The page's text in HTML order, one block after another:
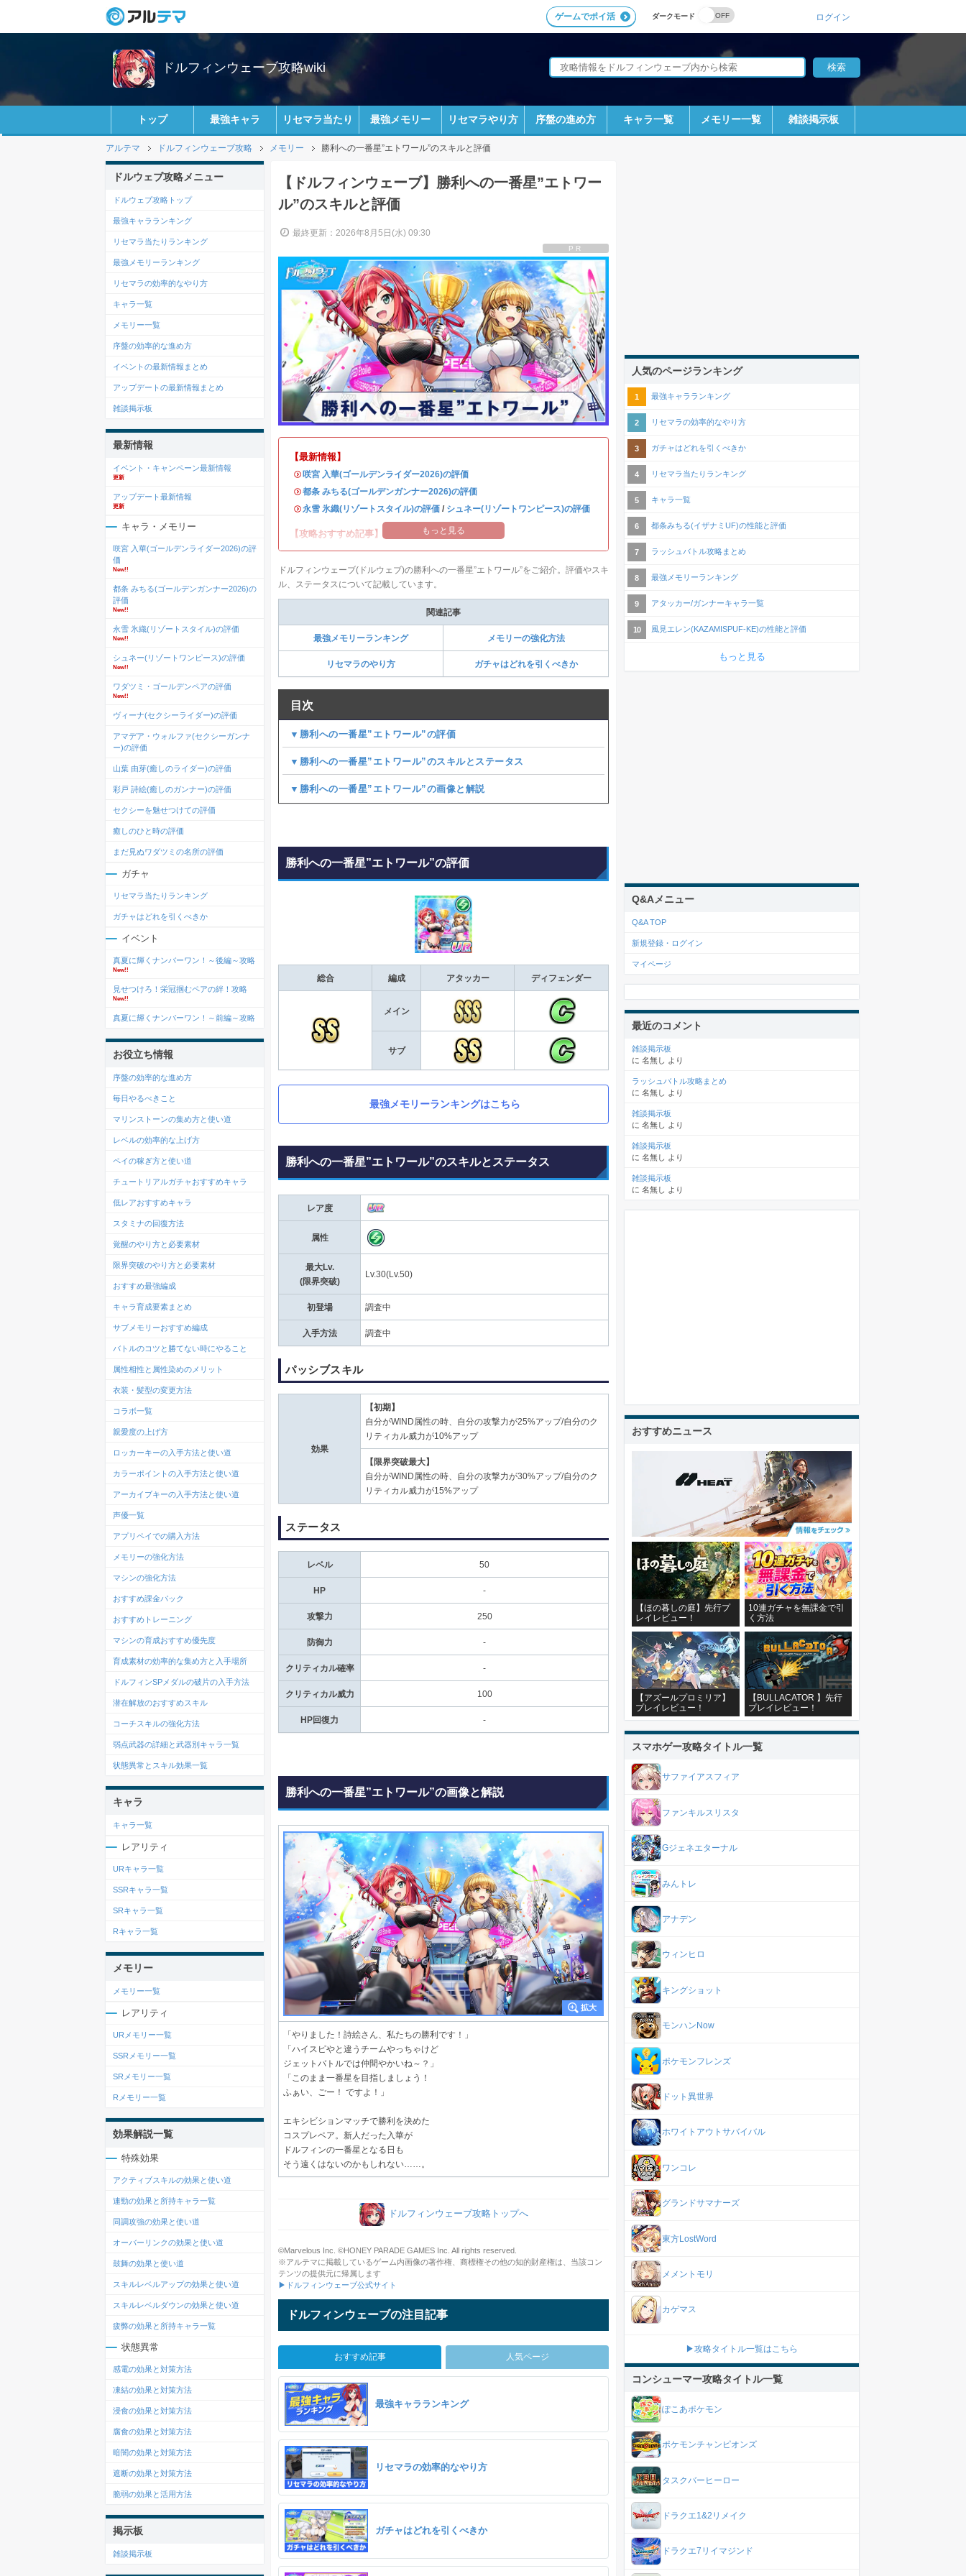
ダークモード
ゲームでポイ活 ログイン
ドルフィンウェーブ攻略wiki
トップ 最強キャラ リセマラ当たり 最強メモリー リセマラやり方 序盤の進め方 キャラ一覧 メモリー一覧 雑談掲示板
アルテマ ドルフィンウェーブ攻略 メモリー 勝利への一番星”エトワール”のスキルと評価
【ドルフィンウェーブ】勝利への一番星”エトワー
ル”のスキルと評価
最終更新：2026年8月5日(水) 09:30
PR
【最新情報】
・咲宮 入華(ゴールデンライダー2026)の評価
・都条 みちる(ゴールデンガンナー2026)の評価
・永雪 氷織(リゾートスタイル)の評価 / シュネー(リゾートワンピース)の評価
【攻略おすすめ記事】 もっと見る
ドルフィンウェーブ(ドルウェブ)の勝利への一番星”エトワール”をご紹介。評価やスキ
ル、ステータスについて記載しています。
関連記事
最強メモリーランキング メモリーの強化方法
リセマラのやり方 ガチャはどれを引くべきか
目次
▼勝利への一番星”エトワール”の評価
▼勝利への一番星”エトワール”のスキルとステータス
▼勝利への一番星”エトワール”の画像と解説
勝利への一番星”エトワール”の評価
総合 編成 アタッカー ディフェンダー
メイン
サブ
最強メモリーランキングはこちら
勝利への一番星”エトワール”のスキルとステータス
レア度
属性
最大Lv.
(限界突破)
Lv.30(Lv.50)
初登場 調査中
入手方法 調査中
パッシブスキル
効果
【初期】
自分がWIND属性の時、自分の攻撃力が25%アップ/自分のク
リティカル威力が10%アップ
【限界突破最大】
自分がWIND属性の時、自分の攻撃力が30%アップ/自分のク
リティカル威力が15%アップ
ステータス
レベル 50
HP -
攻撃力 250
防御力 -
クリティカル確率 -
クリティカル威力 100
HP回復力 -
勝利への一番星”エトワール”の画像と解説
「やりました！詩絵さん、私たちの勝利です！」
「ハイスピやと違うチームやっちゃけど
ジェットバトルでは仲間やかいね～？」
「このまま一番星を目指しましょう！
ふぁい、ごー！ ですよ！」
エキシビションマッチで勝利を決めた
コスプレペア。新人だった入華が
ドルフィンの一番星となる日も
そう遠くはないのかもしれない……。
ドルフィンウェーブ攻略トップへ
©Marvelous Inc. ©HONEY PARADE GAMES Inc. All rights reserved.
※アルテマに掲載しているゲーム内画像の著作権、商標権その他の知的財産権は、当該コン
テンツの提供元に帰属します
▶ドルフィンウェーブ公式サイト
ドルフィンウェーブの注目記事
おすすめ記事 人気ページ
最強キャラランキング
リセマラの効率的なやり方
ガチャはどれを引くべきか
ドルウェブ攻略メニュー
ドルウェブ攻略トップ
最強キャラランキング
リセマラ当たりランキング
最強メモリーランキング
リセマラの効率的なやり方
キャラ一覧
メモリー一覧
序盤の効率的な進め方
イベントの最新情報まとめ
アップデートの最新情報まとめ
雑談掲示板
最新情報
イベント・キャンペーン最新情報
更新
アップデート最新情報
更新
キャラ・メモリー
咲宮 入華(ゴールデンライダー2026)の評
価
New!!
都条 みちる(ゴールデンガンナー2026)の
評価
New!!
永雪 氷織(リゾートスタイル)の評価
New!!
シュネー(リゾートワンピース)の評価
New!!
ワダツミ・ゴールデンペアの評価
New!!
ヴィーナ(セクシーライダー)の評価
アマデア・ウォルファ(セクシーガンナ
ー)の評価
山葉 由芽(癒しのライダー)の評価
彩戸 詩絵(癒しのガンナー)の評価
セクシーを魅せつけての評価
癒しのひと時の評価
まだ見ぬワダツミの名所の評価
ガチャ
リセマラ当たりランキング
ガチャはどれを引くべきか
イベント
真夏に輝くナンバーワン！～後編～攻略
New!!
見せつけろ！栄冠掴むペアの絆！攻略
New!!
真夏に輝くナンバーワン！～前編～攻略
お役立ち情報
序盤の効率的な進め方
毎日やるべきこと
マリンストーンの集め方と使い道
レベルの効率的な上げ方
ペイの稼ぎ方と使い道
チュートリアルガチャおすすめキャラ
低レアおすすめキャラ
スタミナの回復方法
覚醒のやり方と必要素材
限界突破のやり方と必要素材
おすすめ最強編成
キャラ育成要素まとめ
サブメモリーおすすめ編成
バトルのコツと勝てない時にやること
属性相性と属性染めのメリット
衣装・髪型の変更方法
コラボ一覧
親愛度の上げ方
ロッカーキーの入手方法と使い道
カラーポイントの入手方法と使い道
アーカイブキーの入手方法と使い道
声優一覧
アプリペイでの購入方法
メモリーの強化方法
マシンの強化方法
おすすめ課金パック
おすすめトレーニング
マシンの育成おすすめ優先度
育成素材の効率的な集め方と入手場所
ドルフィンSPメダルの破片の入手方法
潜在解放のおすすめスキル
コーチスキルの強化方法
弱点武器の詳細と武器別キャラ一覧
状態異常とスキル効果一覧
キャラ
キャラ一覧
レアリティ
URキャラ一覧
SSRキャラ一覧
SRキャラ一覧
Rキャラ一覧
メモリー
メモリー一覧
レアリティ
URメモリー一覧
SSRメモリー一覧
SRメモリー一覧
Rメモリー一覧
効果解説一覧
特殊効果
アクティブスキルの効果と使い道
連勁の効果と所持キャラ一覧
同調攻強の効果と使い道
オーバーリンクの効果と使い道
鼓舞の効果と使い道
スキルレベルアップの効果と使い道
スキルレベルダウンの効果と使い道
疲弊の効果と所持キャラ一覧
状態異常
感電の効果と対策方法
凍結の効果と対策方法
浸食の効果と対策方法
腐食の効果と対策方法
暗闇の効果と対策方法
遮断の効果と対策方法
脆弱の効果と活用方法
掲示板
雑談掲示板
人気のページランキング
最強キャラランキング
リセマラの効率的なやり方
ガチャはどれを引くべきか
リセマラ当たりランキング
キャラ一覧
都条みちる(イザナミUF)の性能と評価
ラッシュバトル攻略まとめ
最強メモリーランキング
アタッカー/ガンナーキャラ一覧
風見エレン(KAZAMISPUF-KE)の性能と評価
もっと見る
Q&Aメニュー
Q&A TOP
新規登録・ログイン
マイページ
最近のコメント
雑談掲示板
に 名無し より
ラッシュバトル攻略まとめ
に 名無し より
雑談掲示板
に 名無し より
雑談掲示板
に 名無し より
雑談掲示板
に 名無し より
おすすめニュース
【ほの暮しの庭】先行プ
レイレビュー！
10連ガチャを無課金で引
く方法
【アズールプロミリア】
プレイレビュー！
【BULLACATOR 】先行
プレイレビュー！
スマホゲー攻略タイトル一覧
サファイアスフィア
ファンキルスリスタ
Gジェネエターナル
みんトレ
アナデン
ウィンヒロ
キングショット
モンハンNow
ポケモンフレンズ
ドット異世界
ホワイトアウトサバイバル
ワンコレ
グランドサマナーズ
東方LostWord
メメントモリ
カゲマス
▶攻略タイトル一覧はこちら
コンシューマー攻略タイトル一覧
ぽこあポケモン
ポケモンチャンピオンズ
タスクバーヒーロー
ドラクエ1&2リメイク
ドラクエ7リイマジンド